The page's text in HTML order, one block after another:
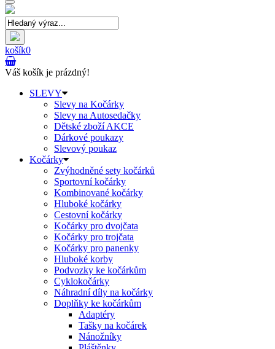
Toggle
navigation
košík0
Váš košík je prázdný!
SLEVY
Slevy na Kočárky
Slevy na Autosedačky
Dětské zboží AKCE
Dárkové poukazy
Slevový poukaz
Kočárky
Zvýhodněné sety kočárků
Sportovní kočárky
Kombinované kočárky
Hluboké kočárky
Cestovní kočárky
Kočárky pro dvojčata
Kočárky pro trojčata
Kočárky pro panenky
Hluboké korby
Podvozky ke kočárkům
Cyklokočárky
Náhradní díly na kočárky
Doplňky ke kočárkům
Adaptéry
Tašky na kočárek
Nánožníky